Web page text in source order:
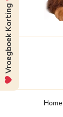
Home
Vroegboek Korting